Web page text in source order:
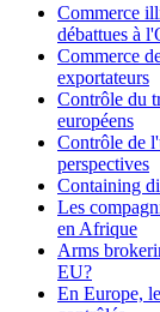
Commerce
débattues à
Commerce
exportateurs
Contrôle du
européens
Contrôle de
perspectives
Containing
Les
en Afrique
Arms
EU?
En Europe,